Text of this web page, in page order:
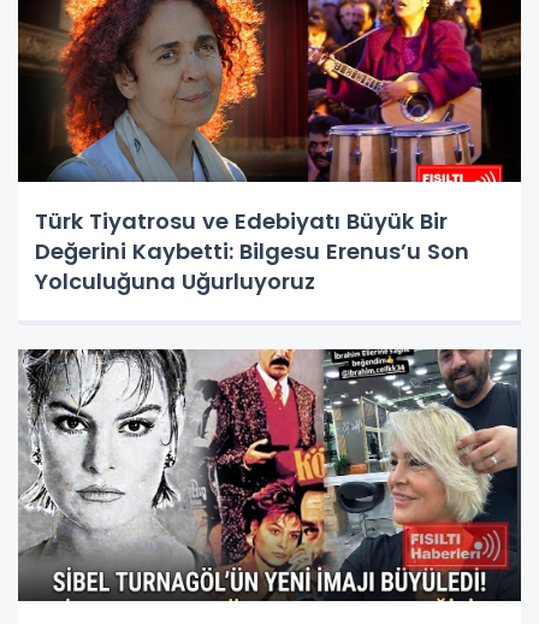
Türk Tiyatrosu ve Edebiyatı Büyük Bir
Değerini Kaybetti: Bilgesu Erenus’u Son
Yolculuğuna Uğurluyoruz